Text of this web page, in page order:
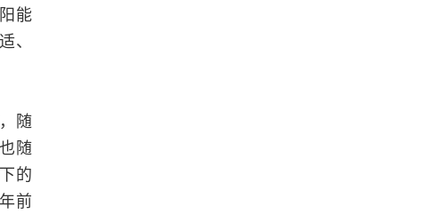
能
、
随
随
的
前